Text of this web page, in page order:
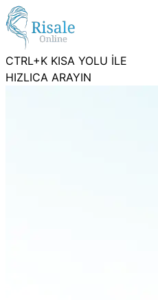
CTRL+K KISA YOLU İLE
HIZLICA ARAYIN